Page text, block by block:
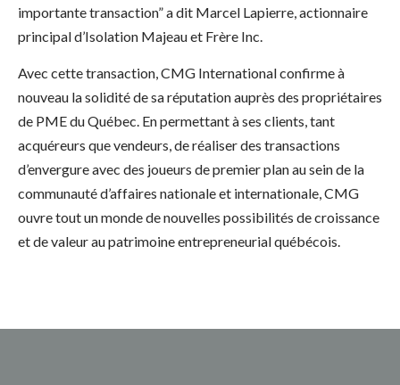
importante transaction” a dit Marcel Lapierre, actionnaire
principal d’Isolation Majeau et Frère Inc.
Avec cette transaction, CMG International confirme à
nouveau la solidité de sa réputation auprès des propriétaires
de PME du Québec. En permettant à ses clients, tant
acquéreurs que vendeurs, de réaliser des transactions
d’envergure avec des joueurs de premier plan au sein de la
communauté d’affaires nationale et internationale, CMG
ouvre tout un monde de nouvelles possibilités de croissance
et de valeur au patrimoine entrepreneurial québécois.